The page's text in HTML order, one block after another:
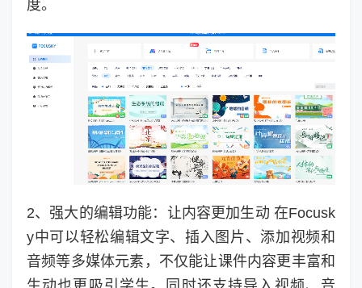
度。
2、强大的编辑功能：让内容更加生动 在Focusk
y中可以轻松编辑文字、插入图片、添加视频和
音频等多媒体元素，不仅能让课件内容更丰富和